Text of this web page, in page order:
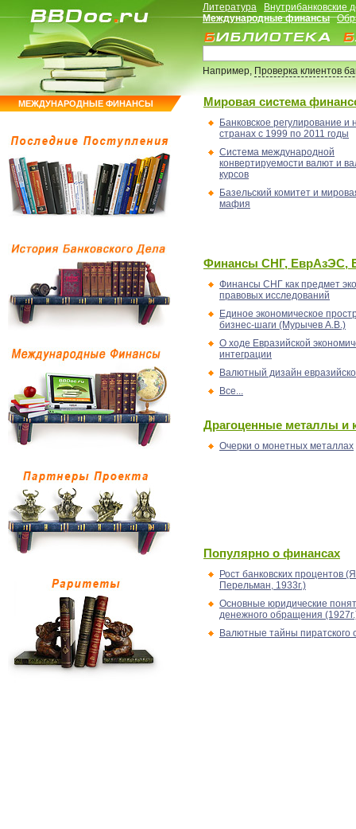
МЕЖДУНАРОДНЫЕ ФИНАНСЫ
Литература
Внутрибанковские
Международные финансы
Например,Проверка клиентов
Мировая система
Банковское регулирование и
странах с 1999 по 2011 годы
Система международной
конвертируемости валют и
курсов
Базельский комитет и
мафия
Финансы СНГ, ЕврАзЭС,
Финансы СНГ как предмет
правовых исследований
Единое экономическое
бизнес-шаги (Мурычев А.В.)
О ходе Евразийской
интеграции
Валютный дизайн
Все...
Драгоценные металлы и
Очерки о монетных металлах
Популярно о финансах
Рост банковских процентов
Перельман, 1933г.)
Основные юридические
денежного обращения
Валютные тайны пиратского